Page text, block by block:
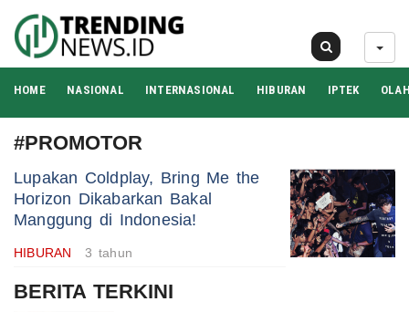
HOME NASIONAL INTERNASIONAL HIBURAN IPTEK
#PROMOTOR
Lupakan Coldplay, Bring Me the
Horizon Dikabarkan Bakal
Manggung di Indonesia!
HIBURAN 3 tahun
BERITA TERKINI